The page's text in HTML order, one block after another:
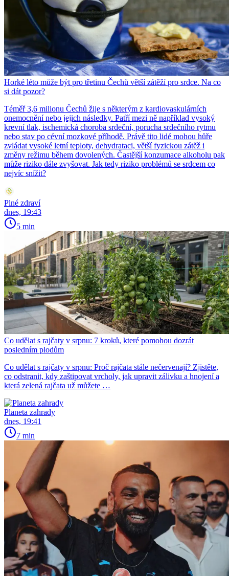
Horké léto může být pro třetinu Čechů větší zátěží pro srdce. Na co
si dát pozor?
Téměř 3,6 milionu Čechů žije s některým z kardiovaskulárních
onemocnění nebo jejich následky. Patří mezi ně například vysoký
krevní tlak, ischemická choroba srdeční, porucha srdečního rytmu
nebo stav po cévní mozkové příhodě. Právě tito lidé mohou hůře
zvládat vysoké letní teploty, dehydrataci, větší fyzickou zátěž i
změny režimu během dovolených. Častější konzumace alkoholu pak
může riziko dále zvyšovat. Jak tedy riziko problémů se srdcem co
nejvíc snížit?
Plné zdraví
dnes, 19:43
5 min
Co udělat s rajčaty v srpnu: 7 kroků, které pomohou dozrát
posledním plodům
Co udělat s rajčaty v srpnu: Proč rajčata stále nečervenají? Zjistěte,
co odstranit, kdy zaštipovat vrcholy, jak upravit zálivku a hnojení a
která zelená rajčata už můžete …
Planeta zahrady
dnes, 19:41
7 min